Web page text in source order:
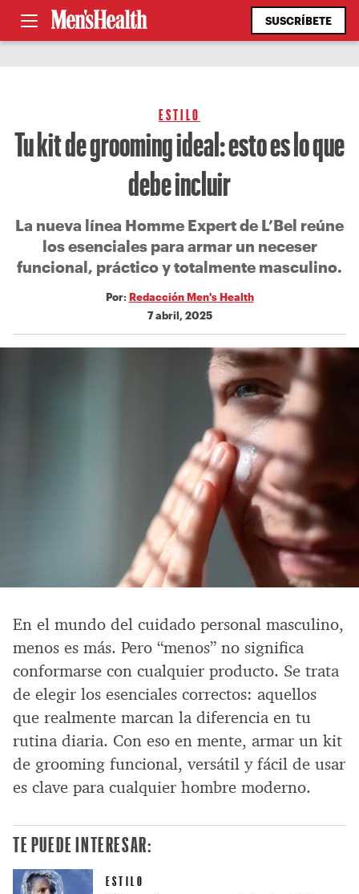
SUSCRÍBETE
ESTILO
Tu kit de grooming ideal: esto es lo que
debe incluir
La nueva línea Homme Expert de L’Bel reúne
los esenciales para armar un neceser
funcional, práctico y totalmente masculino.
Por: Redacción Men's Health
7 abril, 2025
En el mundo del cuidado personal masculino,
menos es más. Pero “menos” no significa
conformarse con cualquier producto. Se trata
de elegir los esenciales correctos: aquellos
que realmente marcan la diferencia en tu
rutina diaria. Con eso en mente, armar un kit
de grooming funcional, versátil y fácil de usar
es clave para cualquier hombre moderno.
TE PUEDE INTERESAR:
ESTILO